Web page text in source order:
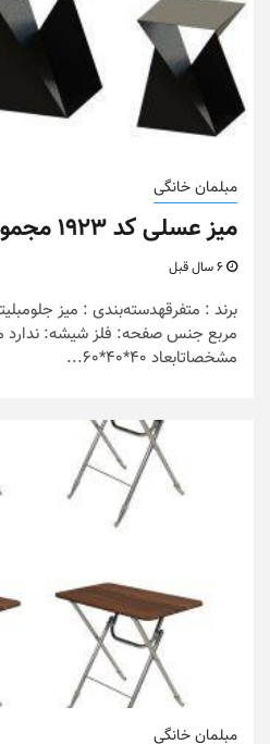
مبلمان خانگی
میز عسلی کد ۱۹۲۳ مجموعه ۳ عددی
مربع جنس صفحه: فلز شیشه:
مشخصاتابعاد 40*40*60...
مبلمان خانگی